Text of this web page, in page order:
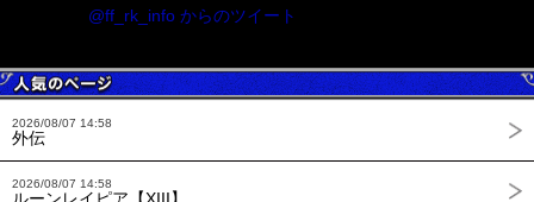
@ff_rk_info からのツイート
2026/08/07 14:58
外伝
2026/08/07 14:58